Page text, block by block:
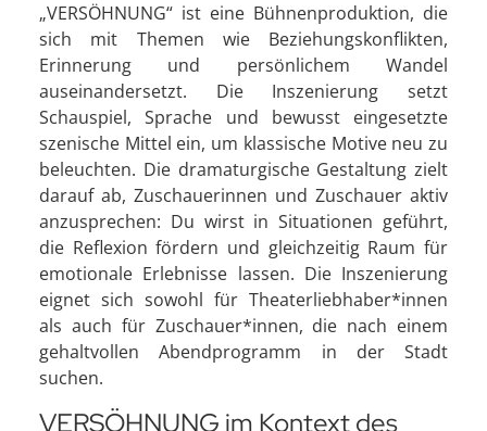
„VERSÖHNUNG“ ist eine Bühnenproduktion, die
sich mit Themen wie Beziehungskonflikten,
Erinnerung und persönlichem Wandel
auseinandersetzt. Die Inszenierung setzt
Schauspiel, Sprache und bewusst eingesetzte
szenische Mittel ein, um klassische Motive neu zu
beleuchten. Die dramaturgische Gestaltung zielt
darauf ab, Zuschauerinnen und Zuschauer aktiv
anzusprechen: Du wirst in Situationen geführt,
die Reflexion fördern und gleichzeitig Raum für
emotionale Erlebnisse lassen. Die Inszenierung
eignet sich sowohl für Theaterliebhaber*innen
als auch für Zuschauer*innen, die nach einem
gehaltvollen Abendprogramm in der Stadt
suchen.
VERSÖHNUNG im Kontext des